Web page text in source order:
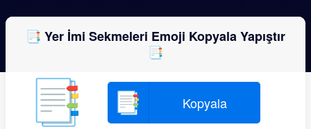
📑 Yer İmi Sekmeleri Emoji Kopyala Yapıştır
📑
📑 📑 Kopyala